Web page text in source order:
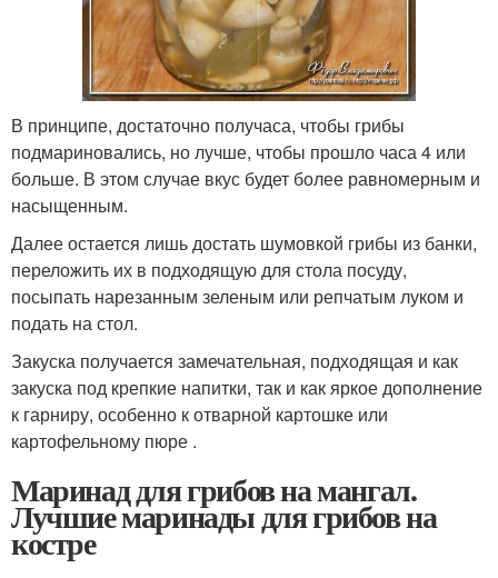
В принципе, достаточно получаса, чтобы грибы
подмариновались, но лучше, чтобы прошло часа 4 или
больше. В этом случае вкус будет более равномерным и
насыщенным.
Далее остается лишь достать шумовкой грибы из банки,
переложить их в подходящую для стола посуду,
посыпать нарезанным зеленым или репчатым луком и
подать на стол.
Закуска получается замечательная, подходящая и как
закуска под крепкие напитки, так и как яркое дополнение
к гарниру, особенно к отварной картошке или
картофельному пюре .
Маринад для грибов на мангал.
Лучшие маринады для грибов на
костре